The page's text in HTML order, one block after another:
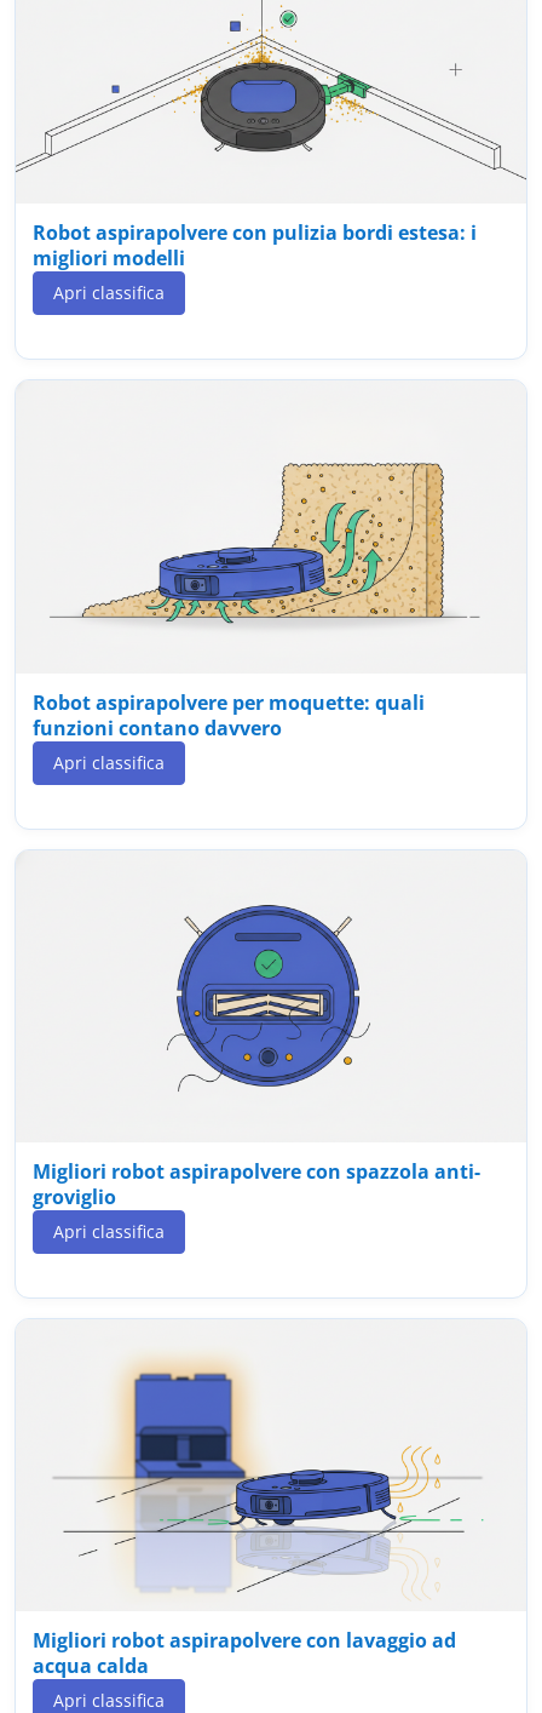
Robot aspirapolvere con pulizia bordi estesa: i
migliori modelli
Apri classifica
Robot aspirapolvere per moquette: quali
funzioni contano davvero
Apri classifica
Migliori robot aspirapolvere con spazzola anti-
groviglio
Apri classifica
Migliori robot aspirapolvere con lavaggio ad
acqua calda
Apri classifica